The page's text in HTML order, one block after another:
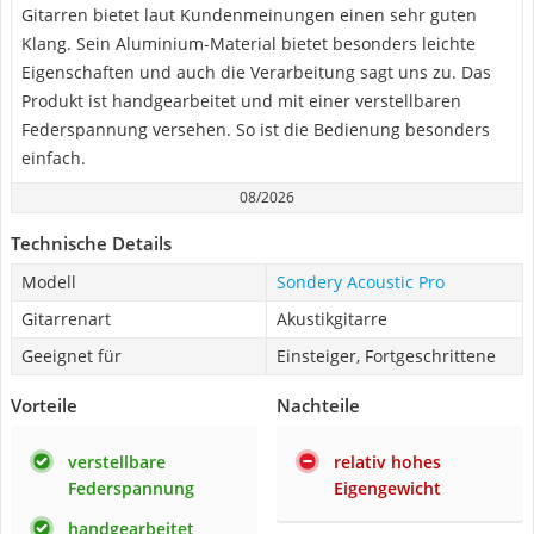
Gitarren bietet laut Kundenmeinungen einen sehr guten
Klang. Sein Aluminium-Material bietet besonders leichte
Eigenschaften und auch die Verarbeitung sagt uns zu. Das
Produkt ist handgearbeitet und mit einer verstellbaren
Federspannung versehen. So ist die Bedienung besonders
einfach.
08/2026
Technische Details
Modell
Sondery Acoustic Pro
Gitarrenart
Akustikgitarre
Geeignet für
Einsteiger, Fortgeschrittene
Vorteile
verstellbare
Federspannung
handgearbeitet
Nachteile
relativ hohes
Eigengewicht